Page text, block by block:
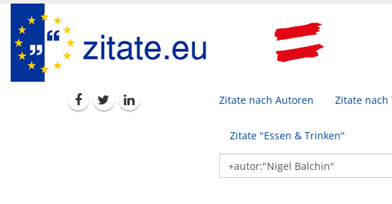
Zitate nach Autoren Zitate nach
Zitate "Essen & Trinken"